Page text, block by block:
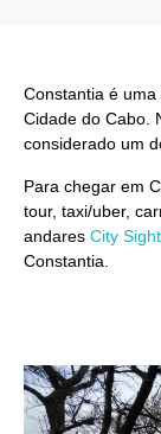
Constantia é
Cidade do Cabo.
considerado um
Para chegar em
tour, taxi/uber,
andares City
Constantia.